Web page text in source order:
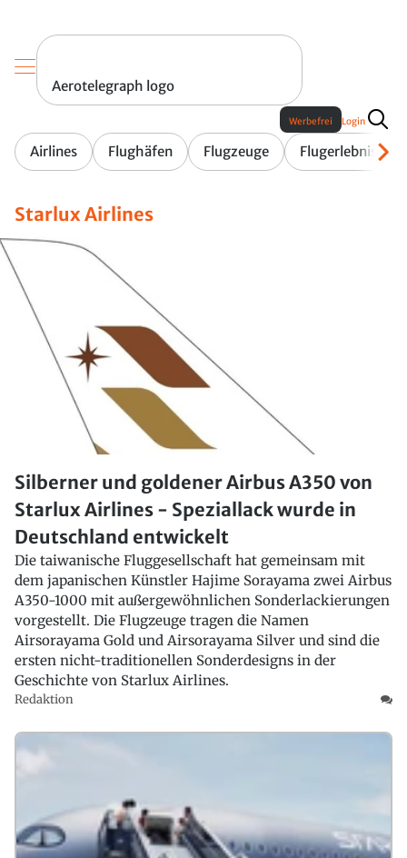
Aerotelegraph logo
Airlines Flughäfen Flugzeuge Flugerlebnis
Werbefrei Login
Starlux Airlines
Silberner und goldener Airbus A350 von
Starlux Airlines - Speziallack wurde in
Deutschland entwickelt
Die taiwanische Fluggesellschaft hat gemeinsam mit
dem japanischen Künstler Hajime Sorayama zwei Airbus
A350-1000 mit außergewöhnlichen Sonderlackierungen
vorgestellt. Die Flugzeuge tragen die Namen
Airsorayama Gold und Airsorayama Silver und sind die
ersten nicht-traditionellen Sonderdesigns in der
Geschichte von Starlux Airlines.
Redaktion